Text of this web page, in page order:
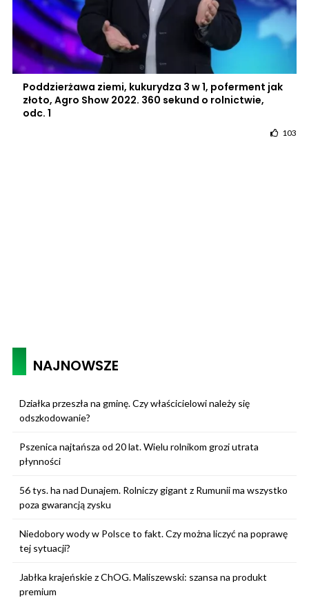
Poddzierżawa ziemi, kukurydza 3 w 1, poferment jak
złoto, Agro Show 2022. 360 sekund o rolnictwie,
odc. 1
103
NAJNOWSZE
Działka przeszła na gminę. Czy właścicielowi należy się
odszkodowanie?
Pszenica najtańsza od 20 lat. Wielu rolnikom grozi utrata
płynności
56 tys. ha nad Dunajem. Rolniczy gigant z Rumunii ma wszystko
poza gwarancją zysku
Niedobory wody w Polsce to fakt. Czy można liczyć na poprawę
tej sytuacji?
Jabłka krajeńskie z ChOG. Maliszewski: szansa na produkt
premium